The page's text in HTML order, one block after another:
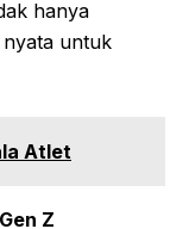
hanya
nyata untuk
Atlet
Z